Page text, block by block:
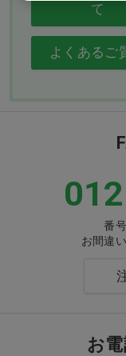
て
よくあるご
番
お間違
お